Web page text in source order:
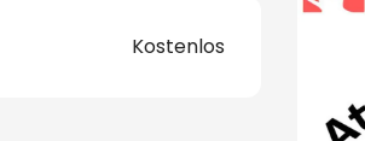
Kostenlos